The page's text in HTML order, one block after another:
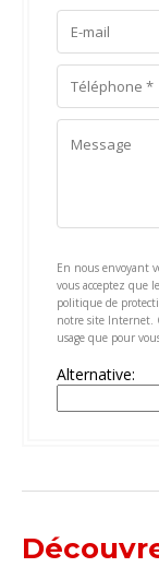
En nous envoyant
vous acceptez que
politique de
notre site Internet.
usage que pour
Alternative: